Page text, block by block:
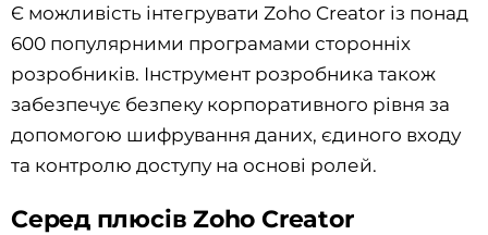
Є можливість інтегрувати Zoho Creator із понад
600 популярними програмами сторонніх
розробників. Інструмент розробника також
забезпечує безпеку корпоративного рівня за
допомогою шифрування даних, єдиного входу
та контролю доступу на основі ролей.
Серед плюсів Zoho Creator